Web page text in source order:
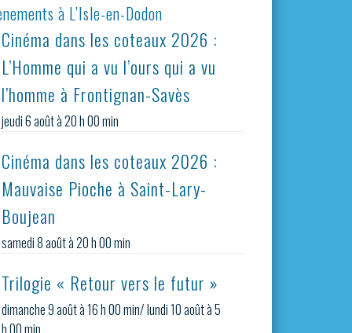
à L’Isle-en-Dodon
Cinéma dans les coteaux 2026 :
L’Homme qui a vu l’ours qui a vu
l’homme à Frontignan-Savès
jeudi 6 août à 20 h 00 min
Cinéma dans les coteaux 2026 :
Mauvaise Pioche à Saint-Lary-
Boujean
samedi 8 août à 20 h 00 min
Trilogie « Retour vers le futur »
dimanche 9 août à 16 h 00 min/lundi 10 août à 5
h 00 min